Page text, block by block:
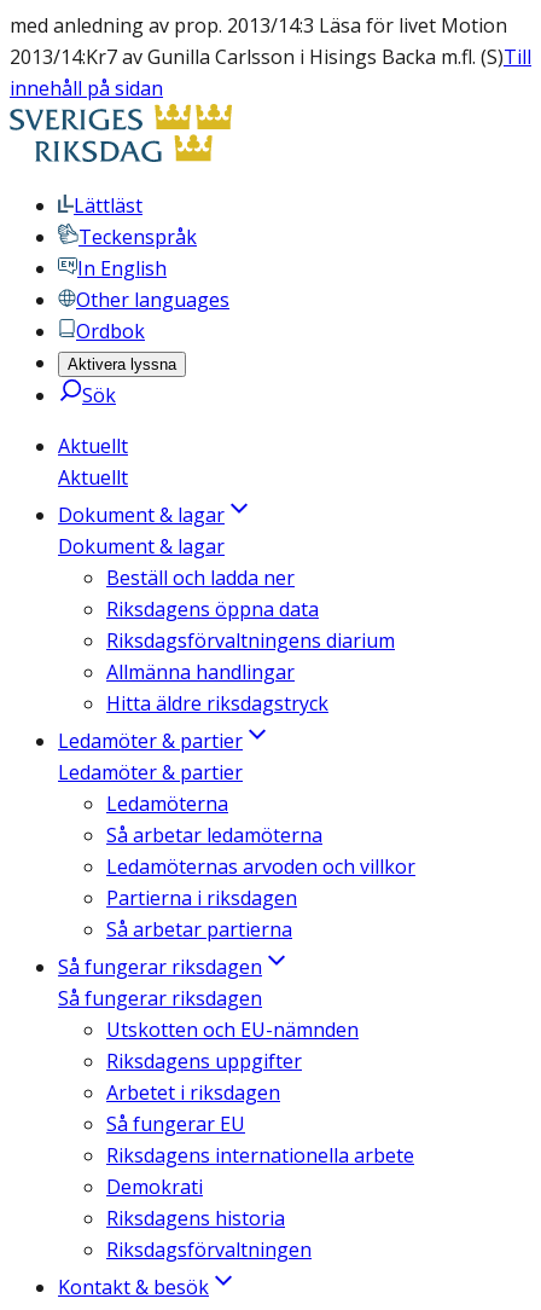
med anledning av prop. 2013/14:3 Läsa för livet Motion
2013/14:Kr7 av Gunilla Carlsson i Hisings Backa m.fl. (S)Till
innehåll på sidan
Lättläst
Teckenspråk
In English
Other languages
Ordbok
Aktivera lyssna
Sök
Aktuellt
Aktuellt
Dokument & lagar
Dokument & lagar
Beställ och ladda ner
Riksdagens öppna data
Riksdagsförvaltningens diarium
Allmänna handlingar
Hitta äldre riksdagstryck
Ledamöter & partier
Ledamöter & partier
Ledamöterna
Så arbetar ledamöterna
Ledamöternas arvoden och villkor
Partierna i riksdagen
Så arbetar partierna
Så fungerar riksdagen
Så fungerar riksdagen
Utskotten och EU-nämnden
Riksdagens uppgifter
Arbetet i riksdagen
Så fungerar EU
Riksdagens internationella arbete
Demokrati
Riksdagens historia
Riksdagsförvaltningen
Kontakt & besök